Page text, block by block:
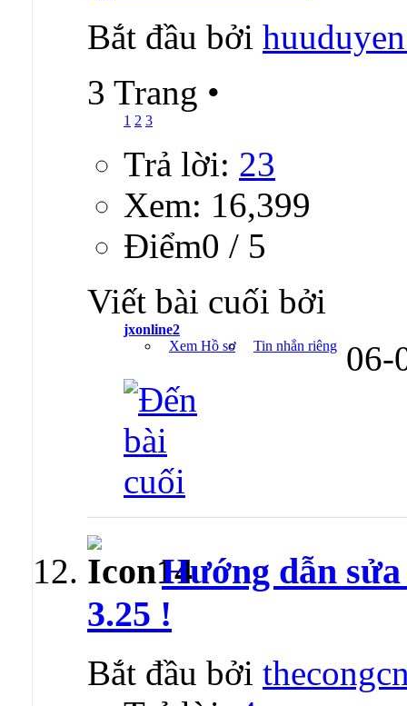
Bắt đầu bởi
3 Trang •
1 2 3
Trả lời: 23
Xem: 16,399
Ðiểm0 / 5
Viết bài cuối bởi
jxonline2
Xem Hồ sơ
Tin nhắn riêng 06-
Hướng dẫn
3.25 !
Bắt đầu bởi